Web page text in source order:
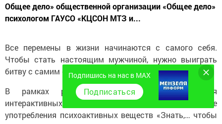
Общее дело» общественной организации «Общее дело»
психологом ГАУСО «КЦСОН МТЗ и...
Все перемены в жизни начинаются с самого себя.
Чтобы стать настоящим мужчиной, нужно выиграть
битву с самим собой.
В рамках реализации программы проведения
интерактивных занятий по первичной профилактике
употребления психоактивных веществ «Знать,… чтобы
Подпишись на нас в MAX
Подписаться